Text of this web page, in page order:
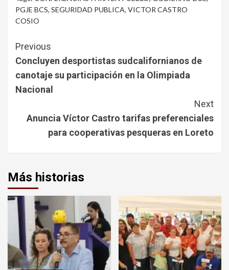
PGJE BCS, SEGURIDAD PUBLICA, VICTOR CASTRO
COSIO
Continue
Reading
Previous
Concluyen desportistas sudcalifornianos de
canotaje su participación en la Olimpiada
Nacional
Next
Anuncia Víctor Castro tarifas preferenciales
para cooperativas pesqueras en Loreto
Más historias